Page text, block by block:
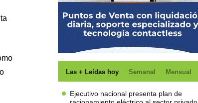
Las + Leídas hoy Semanal Mensual
Ejecutivo nacional presenta plan de